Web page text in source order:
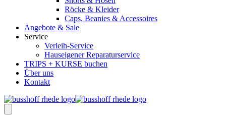
Röcke & Kleider
Caps, Beanies & Accessoires
Angebote & Sale
Service
Verleih-Service
Hauseigener Reparaturservice
TRIPS + KURSE buchen
Über uns
Kontakt